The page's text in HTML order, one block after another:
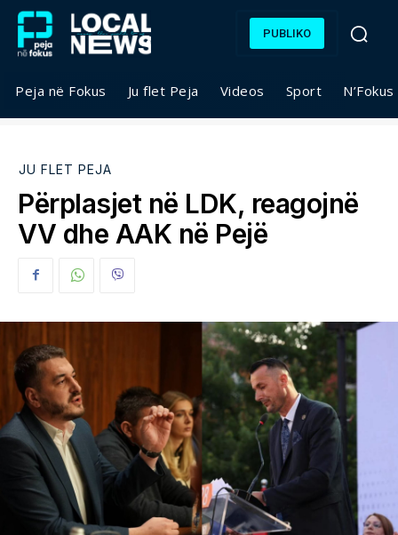
PUBLIKO
Peja në Fokus Ju flet Peja Videos Sport
JU FLET PEJA
Përplasjet në LDK, reagojnë
VV dhe AAK në Pejë